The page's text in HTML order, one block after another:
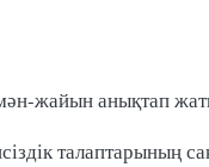
жайын анықтап
талаптарының